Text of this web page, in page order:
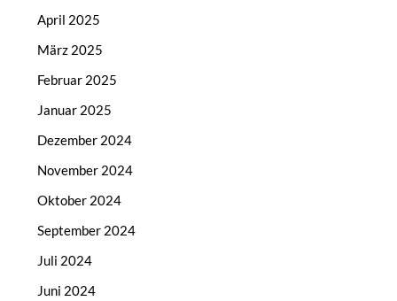
April 2025
März 2025
Februar 2025
Januar 2025
Dezember 2024
November 2024
Oktober 2024
September 2024
Juli 2024
Juni 2024